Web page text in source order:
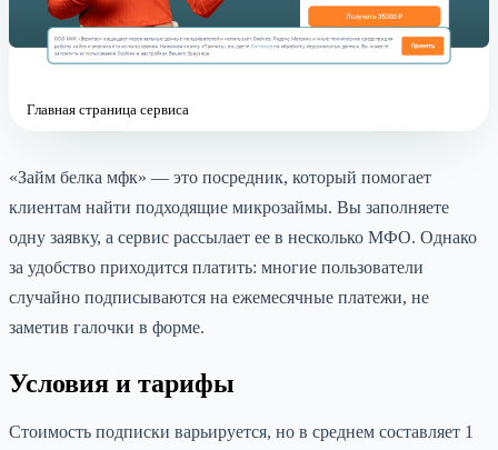
Главная страница сервиса
«Займ белка мфк» — это посредник, который помогает
клиентам найти подходящие микрозаймы. Вы заполняете
одну заявку, а сервис рассылает ее в несколько МФО. Однако
за удобство приходится платить: многие пользователи
случайно подписываются на ежемесячные платежи, не
заметив галочки в форме.
Условия и тарифы
Стоимость подписки варьируется, но в среднем составляет 1